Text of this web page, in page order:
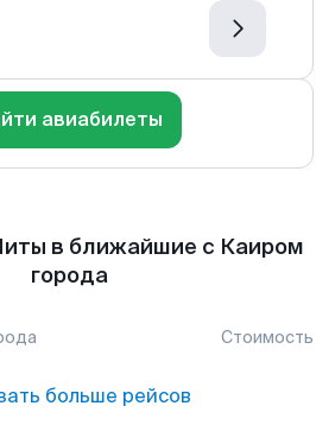
авиабилеты
в ближайшие с Каиром
города
Стоимость
больше рейсов